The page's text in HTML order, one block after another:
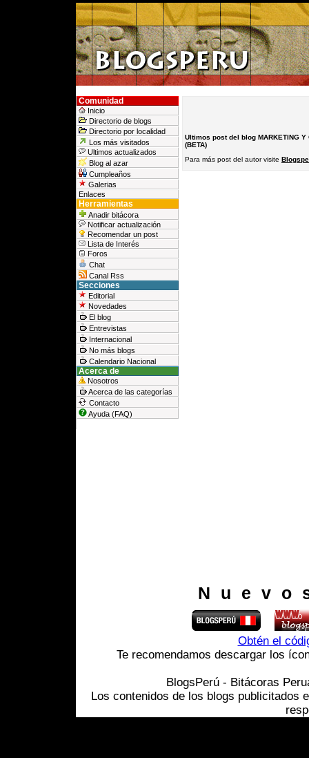
Comunidad
Inicio
Directorio de blogs
Directorio por localidad
Los más visitados
Ultimos actualizados
Blog al azar
Cumpleaños
Galerias
Enlaces
Herramientas
Anadir bitácora
Notificar actualización
Recomendar un post
Lista de Interés
Foros
Chat
Canal Rss
Secciones
Editorial
Novedades
El blog
Entrevistas
Internacional
No más blogs
Calendario Nacional
Acerca de
Nosotros
Acerca de las categorías
Contacto
Ayuda (FAQ)
Ultimos post del blog MARKETING Y
(BETA)
Para más post del autor visite
Obtén el
Te recomendamos descargar los
BlogsPerú - Bitácoras
Los contenidos de los blogs publicitados